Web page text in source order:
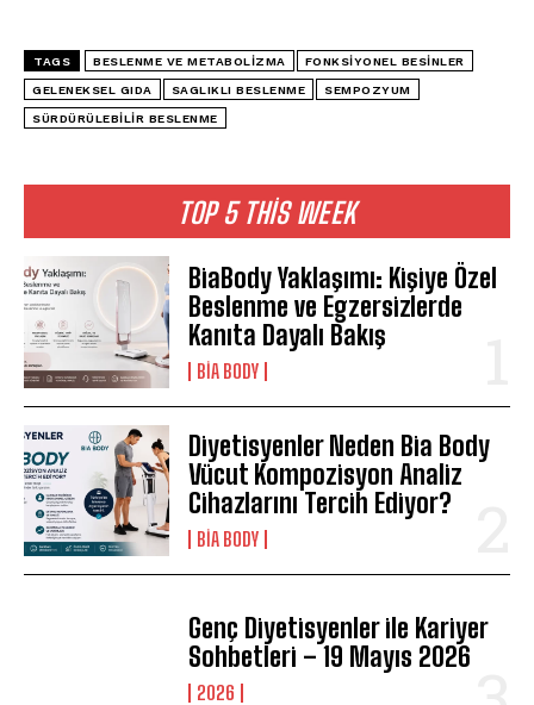
TOP 5 THIS WEEK
BiaBody Yaklaşımı: Kişiye Özel
Beslenme ve Egzersizlerde
Kanıta Dayalı Bakış
BIA BODY
Diyetisyenler Neden Bia Body
Vücut Kompozisyon Analiz
Cihazlarını Tercih Ediyor?
BIA BODY
Genç Diyetisyenler ile Kariyer
Sohbetleri – 19 Mayıs 2026
2026
TAGS BESLENME VE METABOLIZMA FONKSIYONEL BESINLER
GELENEKSEL GIDA SAGLIKLI BESLENME SEMPOZYUM
SÜRDÜRÜLEBILIR BESLENME